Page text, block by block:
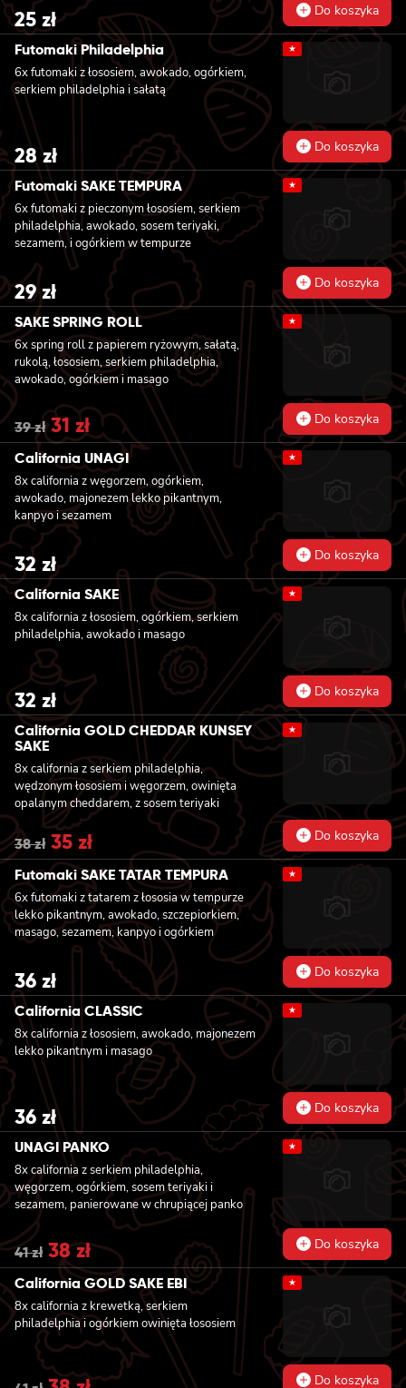
25 zł Do koszyka
Futomaki Philadelphia
6x futomaki z łososiem, awokado, ogórkiem,
serkiem philadelphia i sałatą
★
28zł Do koszyka
Futomaki SAKE TEMPURA
6x futomaki z pieczonym łososiem, serkiem
philadelphia, awokado, sosem teriyaki,
sezamem, i ogórkiem w tempurze
★
29zł Do koszyka
SAKE SPRING ROLL
6x spring roll z papierem ryżowym, sałatą,
rukolą, łososiem, serkiem philadelphia,
awokado, ogórkiem i masago
★
39zł Original
price
was:
39 zł.
31 zł Current
price
is:
31 zł.
Do koszyka
California UNAGI
8x california z węgorzem, ogórkiem,
awokado, majonezem lekko pikantnym,
kanpyo i sezamem
★
32 zł Do koszyka
California SAKE
8x california z łososiem, ogórkiem, serkiem
philadelphia, awokado i masago
★
32 zł Do koszyka
California GOLD CHEDDAR KUNSEY
SAKE
8x california z serkiem philadelphia,
wędzonym łososiem i węgorzem, owinięta
opalanym cheddarem, z sosem teriyaki
★
38zł Original
price
was:
38 zł.
35 zł Current
price
is:
35 zł.
Do koszyka
Futomaki SAKE TATAR TEMPURA
6x futomaki z tatarem z łososia w tempurze
lekko pikantnym, awokado, szczepiorkiem,
masago, sezamem, kanpyo i ogórkiem
★
36 zł Do koszyka
California CLASSIC
8x california z łososiem, awokado, majonezem
lekko pikantnym i masago
★
36 zł Do koszyka
UNAGI PANKO
8x california z serkiem philadelphia,
węgorzem, ogórkiem, sosem teriyaki i
sezamem, panierowane w chrupiącej panko
★
41zł Original
price
was:
41 zł.
38złCurrent
price
is:
38 zł.
Do koszyka
California GOLD SAKE EBI
8x california z krewetką, serkiem
philadelphia i ogórkiem owinięta łososiem
★
Do koszyka